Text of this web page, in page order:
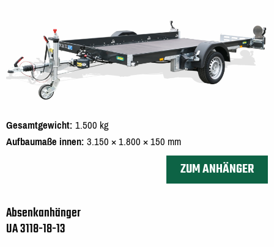
Gesamtgewicht 1.500 kg
Aufbaumaße innen 3.150 × 1.800 × 150 mm
ZUM ANHÄNGER
Absenkanhänger
UA 3118-18-13